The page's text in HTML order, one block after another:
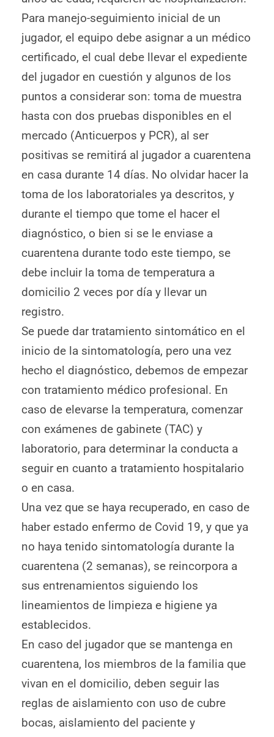
Para manejo-seguimiento inicial de un
jugador, el equipo debe asignar a un médico
certificado, el cual debe llevar el expediente
del jugador en cuestión y algunos de los
puntos a considerar son: toma de muestra
hasta con dos pruebas disponibles en el
mercado (Anticuerpos y PCR), al ser
positivas se remitirá al jugador a cuarentena
en casa durante 14 días. No olvidar hacer la
toma de los laboratoriales ya descritos, y
durante el tiempo que tome el hacer el
diagnóstico, o bien si se le enviase a
cuarentena durante todo este tiempo, se
debe incluir la toma de temperatura a
domicilio 2 veces por día y llevar un
registro.
Se puede dar tratamiento sintomático en el
inicio de la sintomatología, pero una vez
hecho el diagnóstico, debemos de empezar
con tratamiento médico profesional. En
caso de elevarse la temperatura, comenzar
con exámenes de gabinete (TAC) y
laboratorio, para determinar la conducta a
seguir en cuanto a tratamiento hospitalario
o en casa.
Una vez que se haya recuperado, en caso de
haber estado enfermo de Covid 19, y que ya
no haya tenido sintomatología durante la
cuarentena (2 semanas), se reincorpora a
sus entrenamientos siguiendo los
lineamientos de limpieza e higiene ya
establecidos.
En caso del jugador que se mantenga en
cuarentena, los miembros de la familia que
vivan en el domicilio, deben seguir las
reglas de aislamiento con uso de cubre
bocas, aislamiento del paciente y